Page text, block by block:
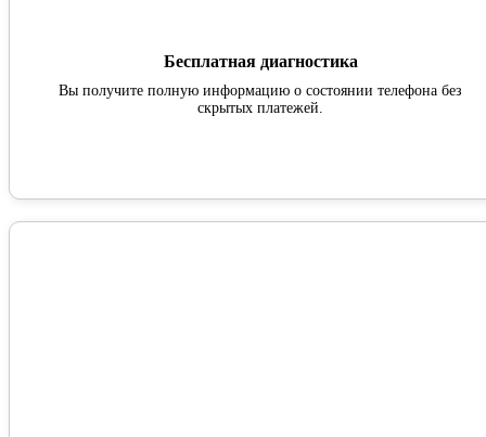
Бесплатная диагностика
Вы получите полную информацию о состоянии телефона без
скрытых платежей.